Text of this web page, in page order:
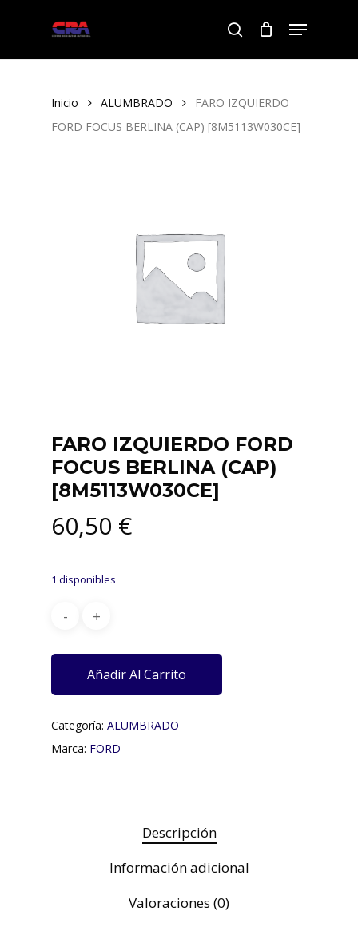
search
Menu
Inicio ALUMBRADO
FARO IZQUIERDO
FORD FOCUS BERLINA (CAP) [8M5113W030CE]
FARO IZQUIERDO FORD
FOCUS BERLINA (CAP)
[8M5113W030CE]
60,50 €
1 disponibles
Añadir Al Carrito
Categoría: ALUMBRADO
Marca: FORD
Descripción
Información adicional
Valoraciones (0)